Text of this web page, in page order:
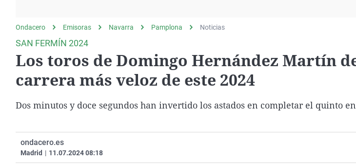
gato
Operación Viuda
Negra
Navarra
País Vasco
Ondacero Emisoras Navarra Pamplona Noticias
SAN FERMÍN 2024
Los toros de Domingo Hernández Martín
carrera más veloz de este 2024
Dos minutos y doce segundos han invertido los astados en completar el quinto
ondacero.es
Madrid | 11.07.2024 08:18